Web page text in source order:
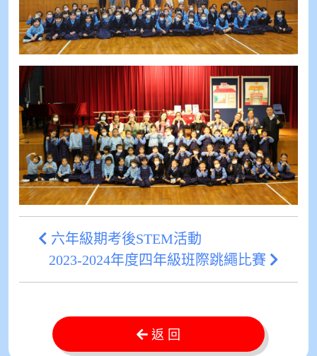
六年級期考後STEM活動
2023-2024年度四年級班際跳繩比賽
返 回